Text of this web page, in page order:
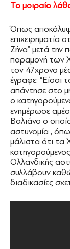
Το μοιραίο
Όπως
επιχειρηματία
Ζήνα” μετά την
παραμονή των
τον 47χρονο
έγραφε: “Είσαι
απάντησε στο
ο
ενημέρωσε
Βαλιάνο ο
αστυνομία ,
μάλιστα ότι τα
Ολλανδικής
συλλάβουν
διαδικασίες